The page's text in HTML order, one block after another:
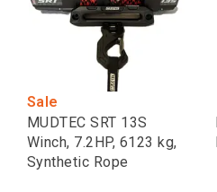
Sale
MUDTEC SRT 13S
Winch, 7.2HP, 6123 kg,
Synthetic Rope